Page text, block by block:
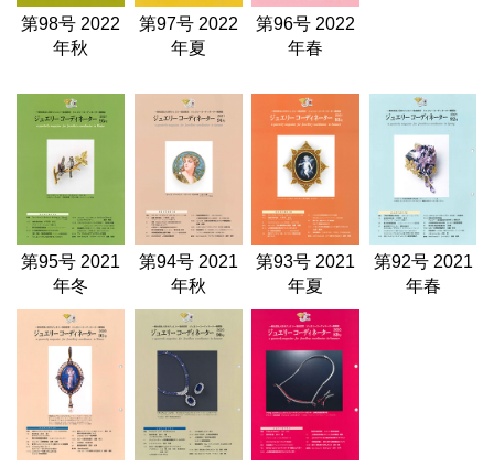
第98号 2022
年秋
第97号 2022
年夏
第96号 2022
年春
第95号 2021
年冬
第94号 2021
年秋
第93号 2021
年夏
第92号 2021
年春